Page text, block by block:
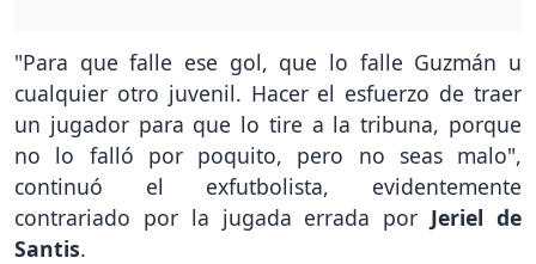
"Para que falle ese gol, que lo falle Guzmán u
cualquier otro juvenil. Hacer el esfuerzo de traer
un jugador para que lo tire a la tribuna, porque
no lo falló por poquito, pero no seas malo",
continuó el exfutbolista, evidentemente
contrariado por la jugada errada por Jeriel de
Santis.